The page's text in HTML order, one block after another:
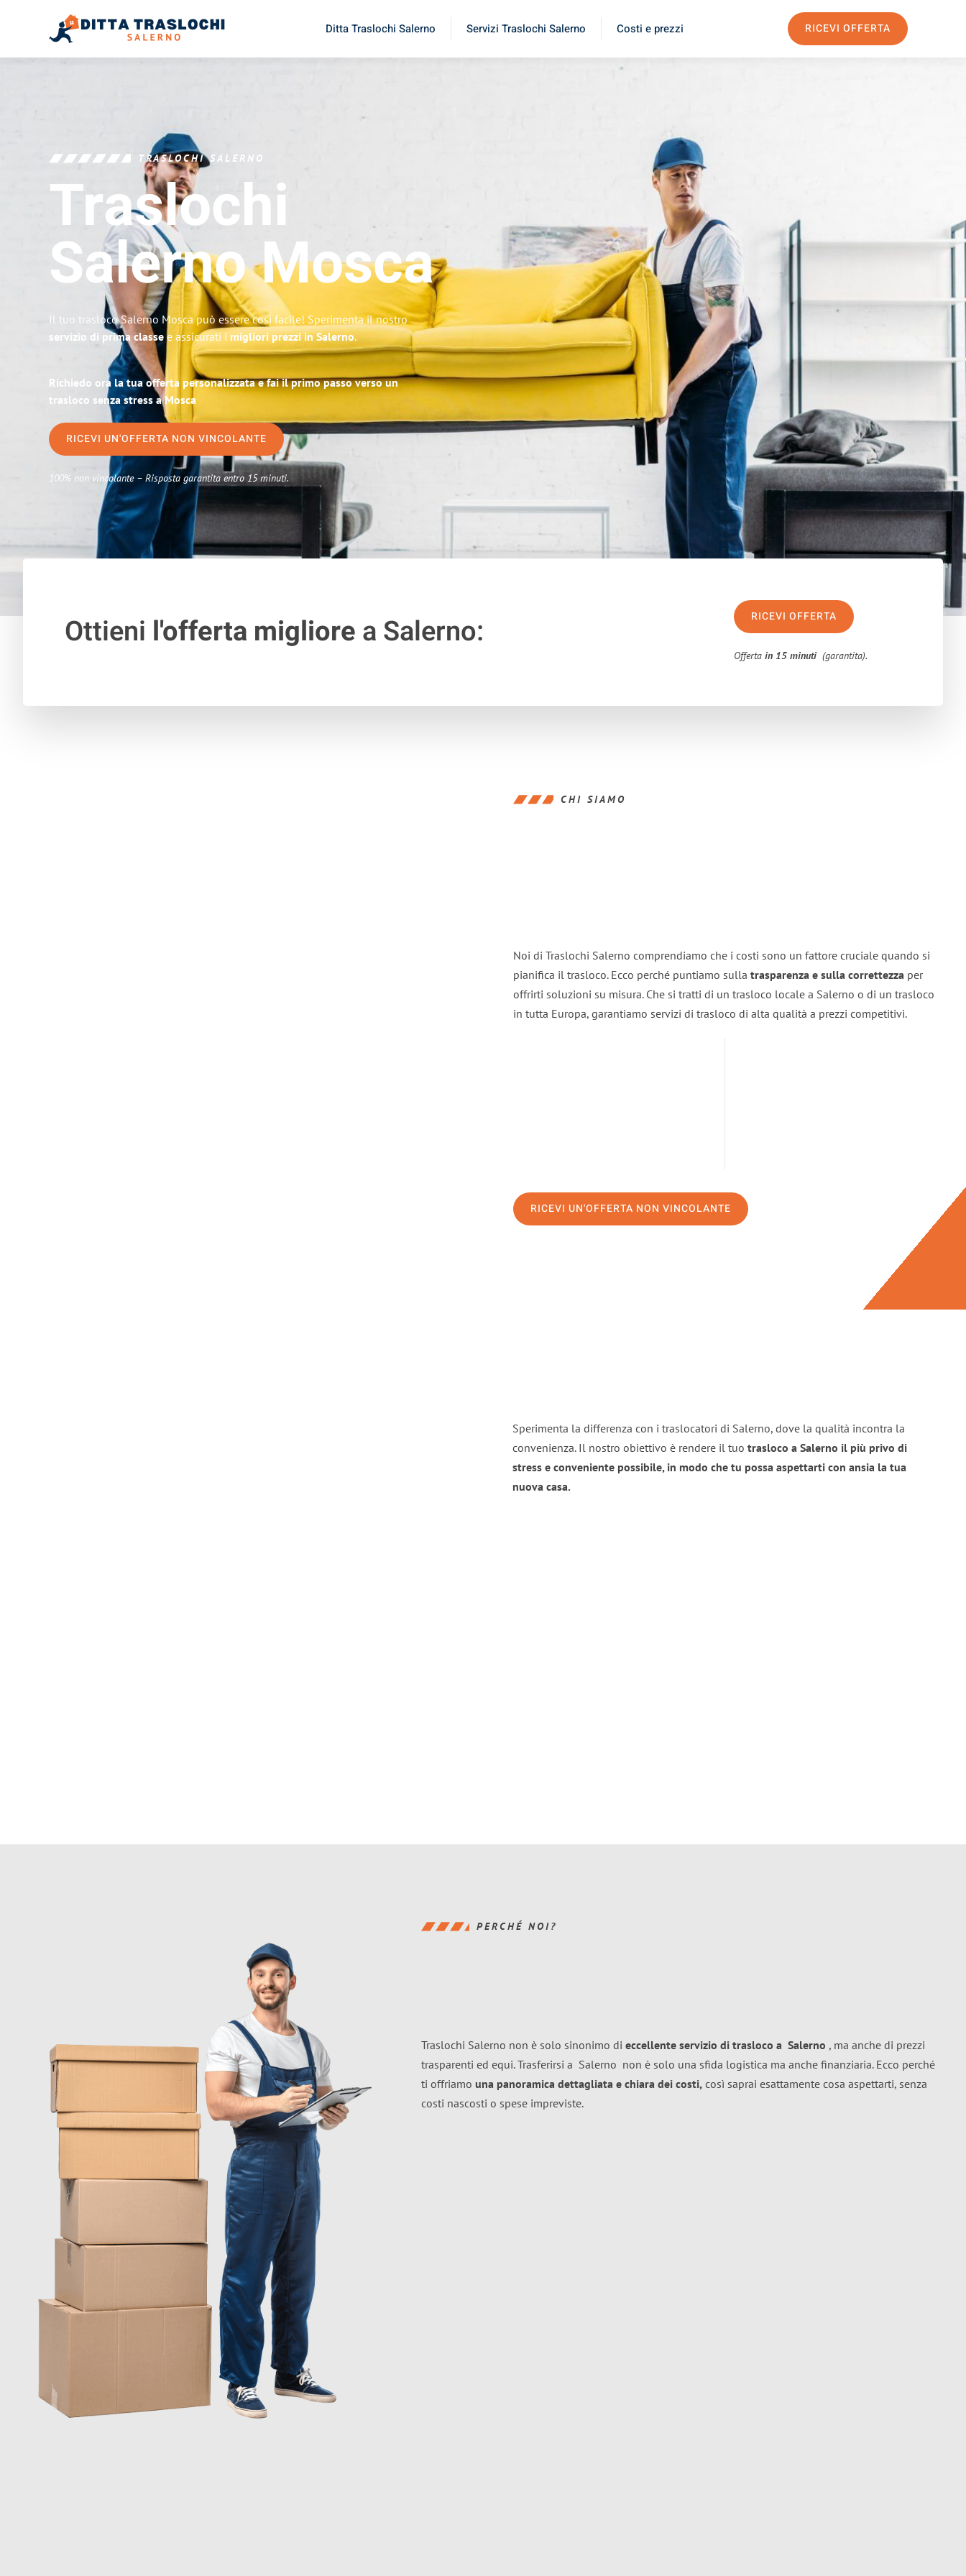
Ditta Traslochi Salerno Servizi Traslochi Salerno Costi e prezzi RICEVI OFFERTA
TRASLOCHI SALERNO
Traslochi
SalernoMosca
Il tuo trasloco Salerno Mosca può essere così facile! Sperimenta il nostro
servizio di prima classe e assicurati i migliori prezzi in Salerno.
Richiedo ora la tua offerta personalizzata e fai il primo passo verso un
trasloco senza stress a Mosca
RICEVI UN'OFFERTA NON VINCOLANTE
100% non vincolante – Risposta garantita entro 15 minuti.
Ottieni l'offerta migliorea Salerno: RICEVI OFFERTA
Offertain 15 minuti (garantita).
CHI SIAMO
Noi di Traslochi Salerno comprendiamo che i costi sono un fattore cruciale quando si
pianifica il trasloco. Ecco perché puntiamo sulla trasparenza e sulla correttezza per
offrirti soluzioni su misura. Che si tratti di un trasloco locale a Salerno o di un trasloco
in tutta Europa, garantiamo servizi di trasloco di alta qualità a prezzi competitivi.
RICEVI UN'OFFERTA NON VINCOLANTE
Sperimenta la differenza con i traslocatori di Salerno, dove la qualità incontra la
convenienza. Il nostro obiettivo è rendere il tuo trasloco a Salerno il più privo di
stress e conveniente possibile, in modo che tu possa aspettarti con ansia la tua
nuova casa.
PERCHÉ NOI?
Traslochi Salerno non è solo sinonimo di eccellente servizio di trasloco a Salerno , ma anche di prezzi
trasparenti ed equi. Trasferirsi a Salerno non è solo una sfida logistica ma anche finanziaria. Ecco perché
ti offriamo una panoramica dettagliata e chiara dei costi, così saprai esattamente cosa aspettarti, senza
costi nascosti o spese impreviste.